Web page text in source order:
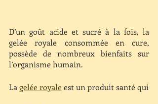
D’un goût acide et sucré à la fois, la
gelée royale consommée en cure,
possède de nombreux bienfaits sur
l’organisme humain.
La gelée royale